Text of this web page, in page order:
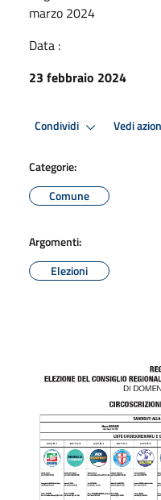
marzo 2024
Data :
23 febbraio 2024
Condividi Vedi
Categorie:
Comune
Argomenti:
Elezioni